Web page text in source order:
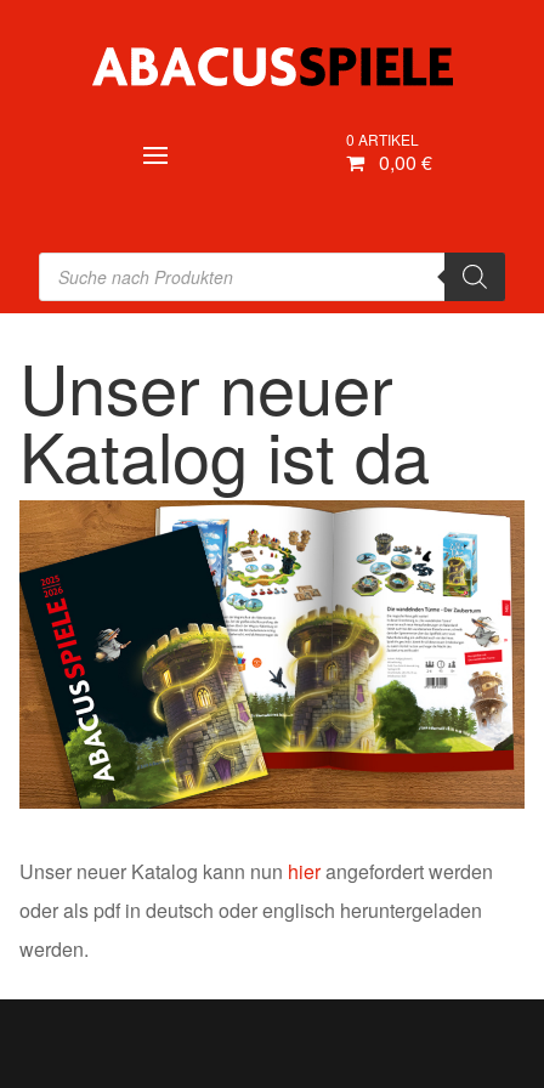
0 ARTIKEL
0,00 €
Products
search
Unser neuer
Katalog ist da
Unser neuer Katalog kann nun hierangefordert werden
oder als pdf in deutsch oder englisch heruntergeladen
werden.